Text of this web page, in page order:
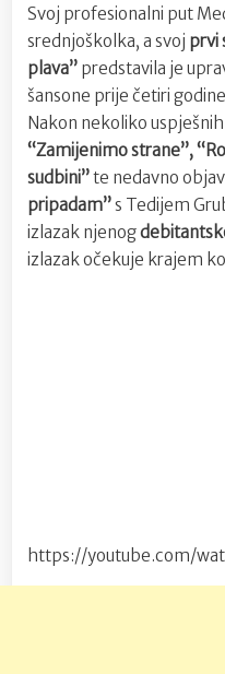
Svoj profesionalni put
srednjoškolka, a svoj prvi
plava” predstavila je
šansone prije četiri
Nakon nekoliko
“Zamijenimo strane”,
sudbini”te nedavno
pripadam”s Tedijem
izlazak njenog
izlazak očekuje krajem
https://youtube.com/